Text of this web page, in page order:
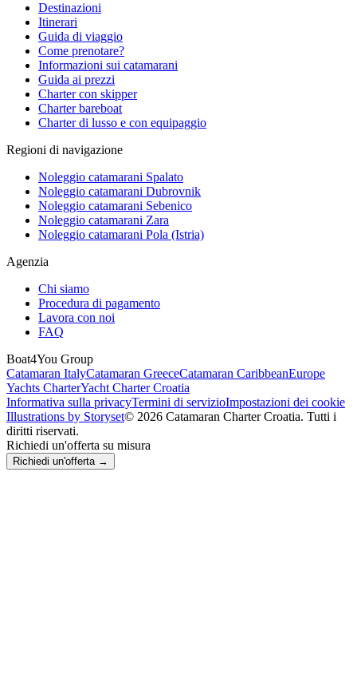
Destinazioni
Itinerari
Guida di viaggio
Come prenotare?
Informazioni sui catamarani
Guida ai prezzi
Charter con skipper
Charter bareboat
Charter di lusso e con equipaggio
Regioni di navigazione
Noleggio catamarani Spalato
Noleggio catamarani Dubrovnik
Noleggio catamarani Sebenico
Noleggio catamarani Zara
Noleggio catamarani Pola (Istria)
Agenzia
Chi siamo
Procedura di pagamento
Lavora con noi
FAQ
Boat4You Group
Catamaran ItalyCatamaran GreeceCatamaran CaribbeanEurope
Yachts CharterYacht Charter Croatia
Informativa sulla privacyTermini di servizioImpostazioni dei cookie
Illustrations by Storyset© 2026 Catamaran Charter Croatia. Tutti i
diritti riservati.
Richiedi un'offerta su misura
Richiedi un'offerta →